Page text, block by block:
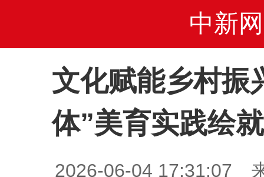
中新网
文化赋能乡村振
体”美育实践绘
2026-06-04 17:31:07